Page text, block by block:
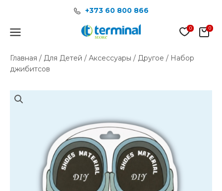
содержимому
+373 60 800 866
Main
Главная / Для Детей / Аксессуары / Другое / Набор
джибитсов
товара
Набор